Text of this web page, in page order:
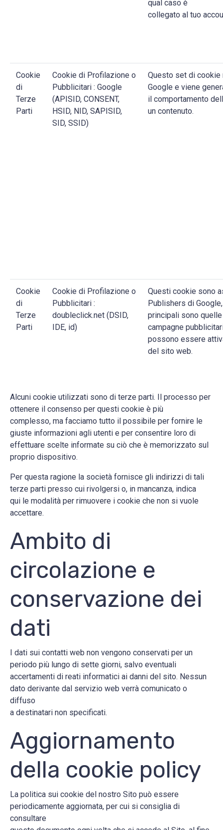
qual caso è
collegato al tuo
Cookie
di
Terze
Parti
Cookie di Profilazione o
Pubblicitari : Google
(APISID, CONSENT,
HSID, NID, SAPISID,
SID, SSID)
Questo set di cookie
Google e viene
il comportamento
un contenuto.
Cookie
di
Terze
Parti
Cookie di Profilazione o
Pubblicitari :
doubleclick.net (DSID,
IDE, id)
Questi cookie sono
Publishers di
principali sono
campagne
possono essere
del sito web.
Alcuni cookie utilizzati sono di terze parti. Il processo per
ottenere il consenso per questi cookie è più
complesso, ma facciamo tutto il possibile per fornire le
giuste informazioni agli utenti e per consentire loro di
effettuare scelte informate su ciò che è memorizzato sul
proprio dispositivo.
Per questa ragione la società fornisce gli indirizzi di tali
terze parti presso cui rivolgersi o, in mancanza, indica
qui le modalità per rimuovere i cookie che non si vuole
accettare.
Ambito di
circolazione e
conservazione dei
dati
I dati sui contatti web non vengono conservati per un
periodo più lungo di sette giorni, salvo eventuali
accertamenti di reati informatici ai danni del sito. Nessun
dato derivante dal servizio web verrà comunicato o
diffuso
a destinatari non specificati.
Aggiornamento
della cookie policy
La politica sui cookie del nostro Sito può essere
periodicamente aggiornata, per cui si consiglia di
consultare